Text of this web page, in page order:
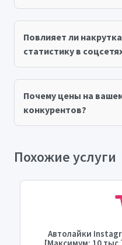
Повлияет ли
статистику в
Почему цены на
конкурентов?
Похожие услуги
Автолайки